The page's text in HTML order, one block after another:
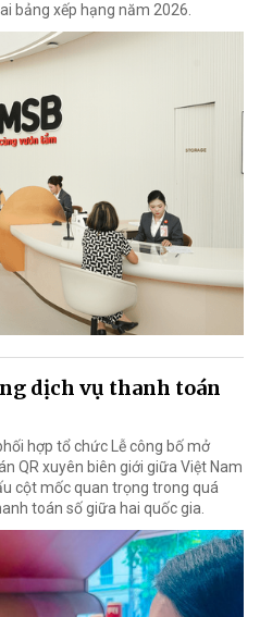
bảng xếp hạng năm 2026.
dịch vụ thanh toán
hợp tổ chức Lễ công bố mở
QR xuyên biên giới giữa Việt Nam
cột mốc quan trọng trong quá
toán số giữa hai quốc gia.